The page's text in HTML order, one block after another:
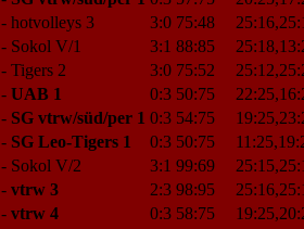
- hotvolleys 3 3:0 75:48
- Sokol V/1 3:1 88:85
- Tigers 2 3:0 75:52
- UAB 1 0:3 50:75
- SG vtrw/süd/per 1 0:3 54:75
- SG Leo-Tigers 1 0:3 50:75
- Sokol V/2 3:1 99:69
- vtrw 3 2:3 98:95
- vtrw 4 0:3 58:75